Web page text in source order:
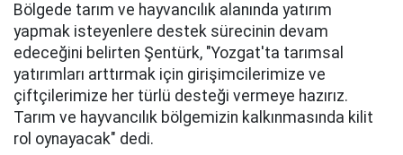
Bölgede tarım ve hayvancılık alanında yatırım
yapmak isteyenlere destek sürecinin devam
edeceğini belirten Şentürk, "Yozgat'ta tarımsal
yatırımları arttırmak için girişimcilerimize ve
çiftçilerimize her türlü desteği vermeye hazırız.
Tarım ve hayvancılık bölgemizin kalkınmasında kilit
rol oynayacak" dedi.